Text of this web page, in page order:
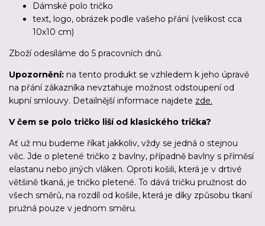
Dámské polo tričko
text, logo, obrázek podle vašeho přání (velikost cca
10x10 cm)
Zboží odesíláme do 5 pracovních dnů.
Upozornění: na tento produkt se vzhledem k jeho úpravě
na přání zákazníka nevztahuje možnost odstoupení od
kupní smlouvy. Detailnější informace najdete zde.
V čem se polo tričko liší od klasického trička?
Ať už mu budeme říkat jakkoliv, vždy se jedná o stejnou
věc. Jde o pletené tričko z bavlny, případně bavlny s příměsí
elastanu nebo jiných vláken. Oproti košili, která je v drtivé
většině tkaná, je tričko pletené. To dává tričku pružnost do
všech směrů, na rozdíl od košile, která je díky způsobu tkaní
pružná pouze v jednom směru.